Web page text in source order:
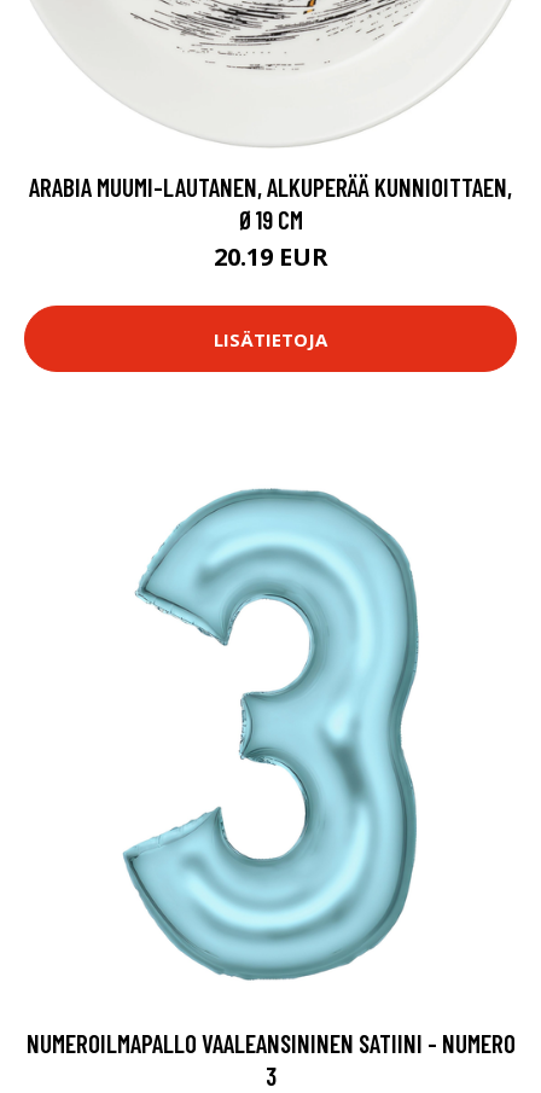
ARABIA MUUMI-LAUTANEN, ALKUPERÄÄ KUNNIOITTAEN,
Ø19 CM
20.19 EUR
LISÄTIETOJA
NUMEROILMAPALLO VAALEANSININEN SATIINI - NUMERO
3